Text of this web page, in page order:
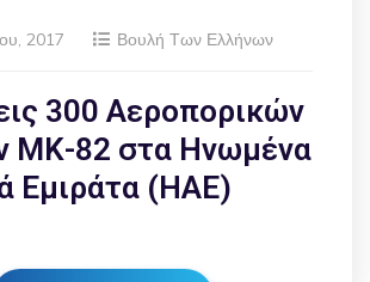
2017 Βουλή Των Ελλήνων
300 Αεροπορικών
ΜΚ-82 στα Ηνωμένα
Εμιράτα (ΗΑΕ)